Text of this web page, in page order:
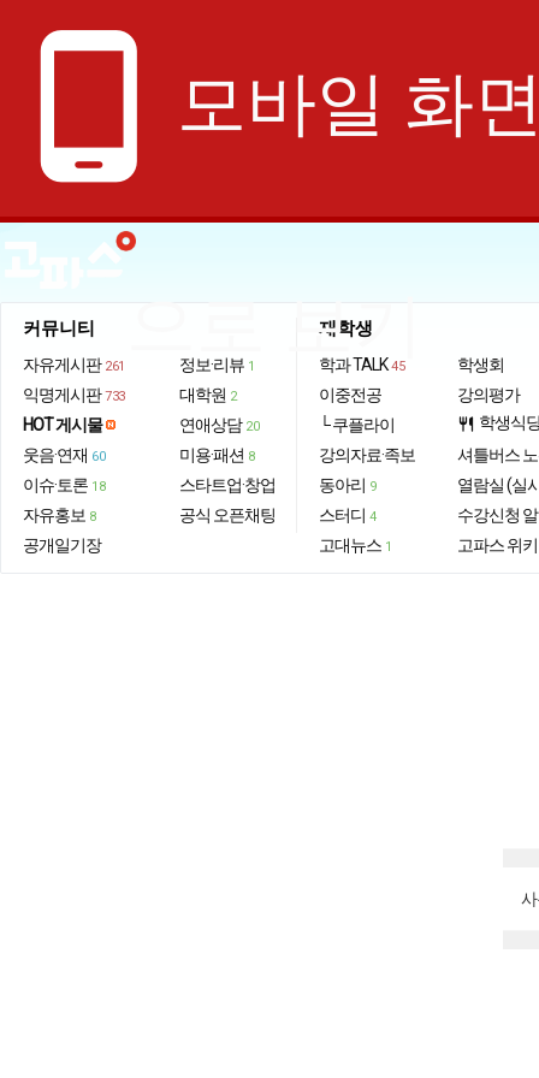
phone_android 모바일 화
으로 보기
커뮤니티
자유게시판 261
익명게시판 733
HOT 게시물
웃음·연재 60
이슈·토론 18
자유홍보 8
공개일기장
정보·리뷰 1
대학원 2
연애상담 20
미용·패션 8
스타트업·창업
공식 오픈채팅
재학생
학과 TALK 45
이중전공
└ 쿠플라이
강의자료·족보
동아리 9
스터디 4
고대뉴스 1
학생회
강의평가
restaurant 학생식
셔틀버스
열람실 (실
수강신청
고파스 위키